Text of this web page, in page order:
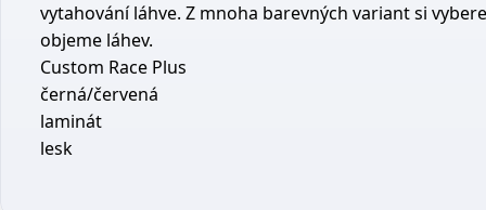
vytahování láhve. Z mnoha barevných variant si
objeme láhev.
Custom Race Plus
černá/červená
laminát
lesk